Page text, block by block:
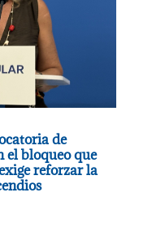
de
el bloqueo que
reforzar la